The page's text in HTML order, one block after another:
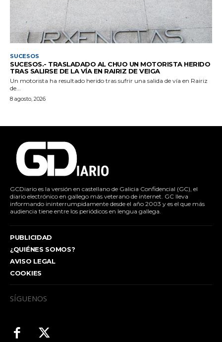
SUCESOS
SUCESOS.- TRASLADADO AL CHUO UN MOTORISTA HERIDO
TRAS SALIRSE DE LA VÍA EN RAIRIZ DE VEIGA
Un motorista ha resultado herido tras sufrir una salida de vía en Rairiz
de...
8 agosto, 2026
GCDiario es la versión en castellano de Galicia Confidencial (GC), el
diario electrónico en gallego más veterano de internet. GC lleva
informando ininterrumpidamente desde el año 2003 y es el que más
audiencia tiene entre los periódicos en lengua gallega.
PUBLICIDAD
¿QUIÉNES SOMOS?
AVISO LEGAL
COOKIES
SÍGUENOS